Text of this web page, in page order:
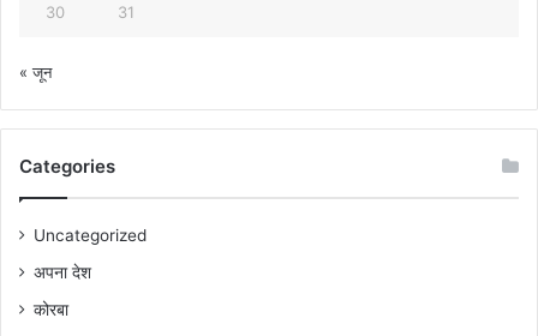
30 31
« जून
Categories
Uncategorized
अपना देश
कोरबा